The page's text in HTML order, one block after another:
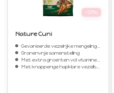
-10%
Nature Cuni
Gevarieerde vezelrijke mengeling voor (dwerg)konijnen
Granenvrije samenstelling
Met extra groenten vol vitaminen en mineralen
Met knapperige hapklare vezelbrokjes voor gezonde tanden